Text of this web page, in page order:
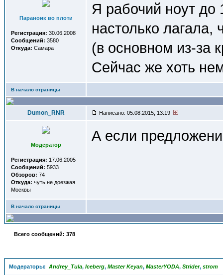
Параноик во плоти
Регистрация: 30.06.2008
Сообщений: 3580
Откуда: Самара
Я рабочий ноут до
настолько
(в основном из-за
Сейчас же хоть
В начало страницы
Dumon_RNR Написано: 05.08.2015, 13:19
Модератор
Регистрация: 17.06.2005
Сообщений: 5933
Обзоров: 74
Откуда: чуть не доезжая
Москвы
А если
В начало страницы
Всего сообщений: 378
Модераторы: Andrey_Tula, Iceberg, Master Keyan, MasterYODA, Strider, strom